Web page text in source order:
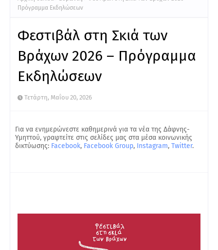
Πρόγραμμα Εκδηλώσεων
Φεστιβάλ στη Σκιά των
Βράχων 2026 – Πρόγραμμα
Εκδηλώσεων
Τετάρτη, Μαΐου 20, 2026
Για να ενημερώνεστε καθημερινά για τα νέα της Δάφνης-
Υμηττού, γραφτείτε στις σελίδες μας στα μέσα κοινωνικής
δικτύωσης: Facebook, Facebook Group, Instagram, Twitter.